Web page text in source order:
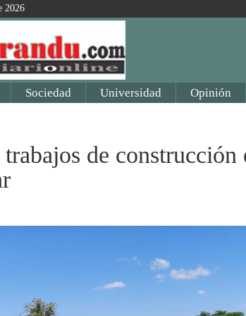
2026
Sociedad Universidad Opinión
de construcción